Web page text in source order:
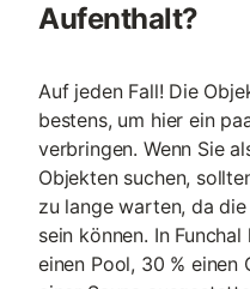
Aufenthalt?
Auf jeden Fall! Die
bestens, um hier ein
verbringen. Wenn Sie
Objekten suchen,
zu lange warten, da
sein können. In
einen Pool, 30 %